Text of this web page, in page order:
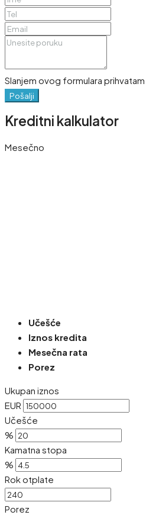
Slanjem ovog formulara prihvatam
Pošalji
Kreditni kalkulator
Mesečno
Učešće
Iznos kredita
Mesečna rata
Porez
Ukupan iznos
EUR
Učešće
%
Kamatna stopa
%
Rok otplate
Porez